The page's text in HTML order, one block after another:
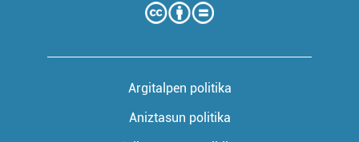
Argitalpen politika
Aniztasun politika